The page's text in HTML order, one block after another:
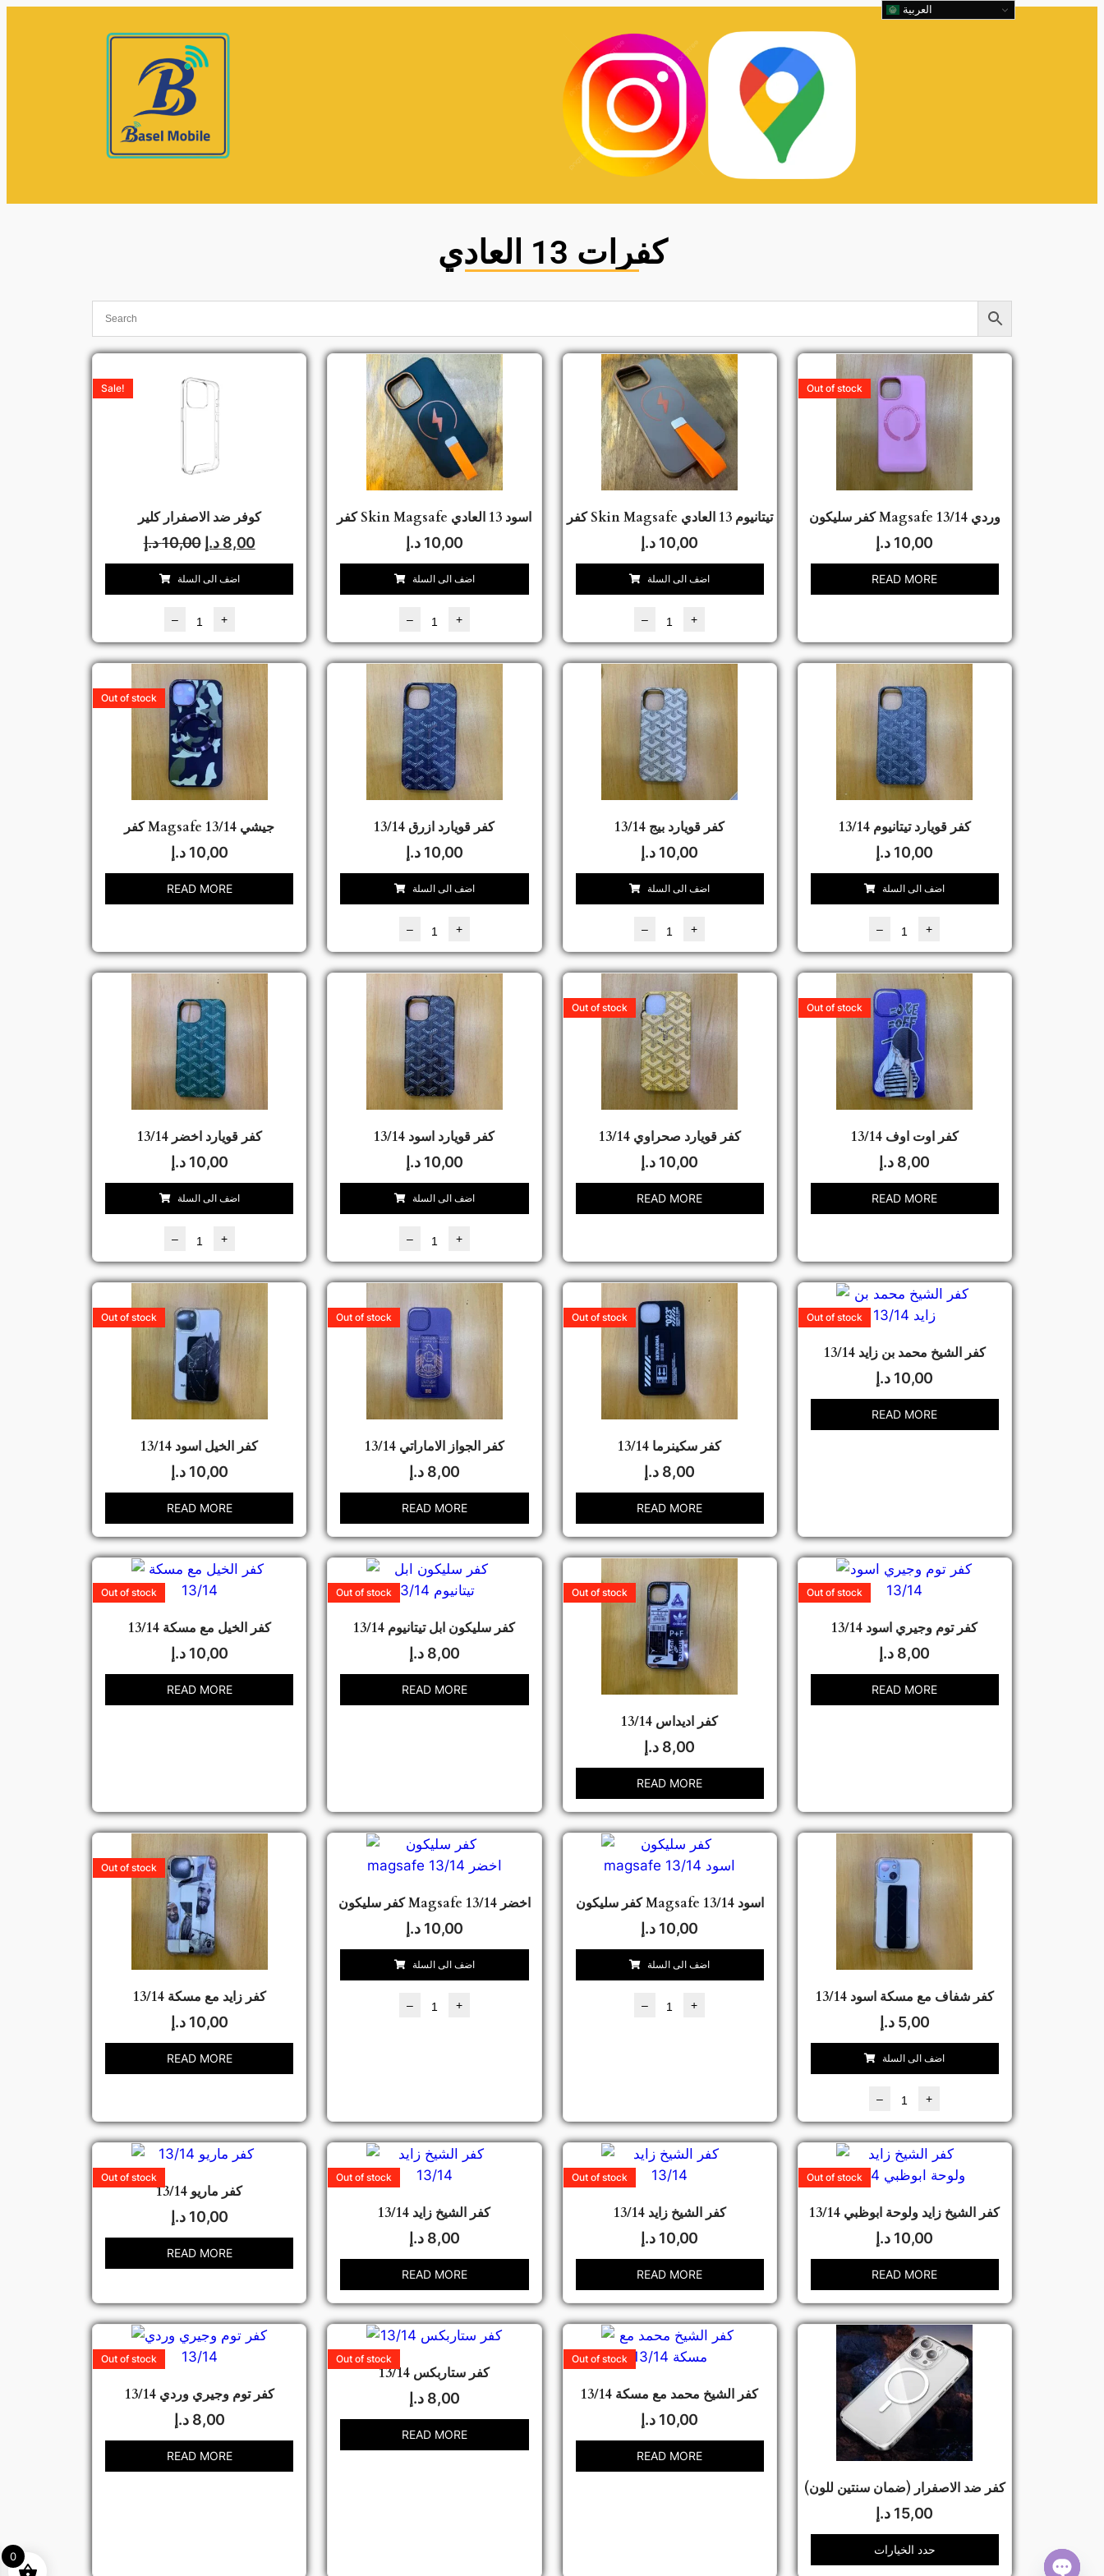
كفرات 13 العادي
كوفر ضد الاصفرار كلير
Sale!
10,00د.إ 8,00 د.إ
اضف الى السلة
– +
كفر Skin Magsafe اسود 13 العادي
10,00 د.إ
اضف الى السلة
– +
كفر Skin Magsafe تيتانيوم 13 العادي
10,00 د.إ
اضف الى السلة
– +
كفر سليكون Magsafe وردي 13/14
Out of stock
10,00 د.إ
READ MORE
كفر Magsafe جيشي 13/14
Out of stock
10,00 د.إ
READ MORE
كفر قويارد ازرق 13/14
10,00 د.إ
اضف الى السلة
– +
كفر قويارد بيج 13/14
10,00 د.إ
اضف الى السلة
– +
كفر قويارد تيتانيوم 13/14
10,00 د.إ
اضف الى السلة
– +
كفر قويارد اخضر 13/14
10,00 د.إ
اضف الى السلة
– +
كفر قويارد اسود 13/14
10,00 د.إ
اضف الى السلة
– +
كفر قويارد صحراوي 13/14
Out of stock
10,00 د.إ
READ MORE
كفر اوت اوف 13/14
Out of stock
8,00 د.إ
READ MORE
كفر الخيل اسود 13/14
Out of stock
10,00 د.إ
READ MORE
كفر الجواز الاماراتي 13/14
Out of stock
8,00 د.إ
READ MORE
كفر سكينرما 13/14
Out of stock
8,00 د.إ
READ MORE
كفر الشيخ محمد بن زايد 13/14
Out of stock
10,00 د.إ
READ MORE
كفر الخيل مع مسكة 13/14
Out of stock
10,00 د.إ
READ MORE
كفر سليكون ابل تيتانيوم 13/14
Out of stock
8,00 د.إ
READ MORE
كفر اديداس 13/14
Out of stock
8,00 د.إ
READ MORE
كفر توم وجيري اسود 13/14
Out of stock
8,00 د.إ
READ MORE
كفر زايد مع مسكة 13/14
Out of stock
10,00 د.إ
READ MORE
كفر سليكون Magsafe اخضر 13/14
10,00 د.إ
اضف الى السلة
– +
كفر سليكون Magsafe اسود 13/14
10,00 د.إ
اضف الى السلة
– + كفر شفاف مع مسكة اسود 13/14
5,00 د.إ
اضف الى السلة
– +
كفر ماريو 13/14
Out of stock
10,00 د.إ
READ MORE
كفر الشيخ زايد 13/14
Out of stock
8,00 د.إ
READ MORE
كفر الشيخ زايد 13/14
Out of stock
10,00 د.إ
READ MORE
كفر الشيخ زايد ولوحة ابوظبي 13/14
Out of stock
10,00 د.إ
READ MORE
كفر توم وجيري وردي 13/14
Out of stock
8,00 د.إ
READ MORE
كفر ستاربكس 13/14
Out of stock
8,00 د.إ
READ MORE
كفر الشيخ محمد مع مسكة 13/14
Out of stock
10,00 د.إ
READ MORE
كفر ضد الاصفرار (ضمان سنتين للون)
15,00 د.إ
حدد الخيارات
العربية
0